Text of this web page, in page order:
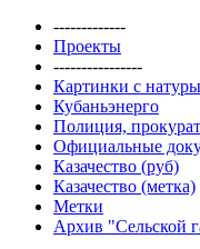
-------------
Проекты
----------------
Картинки с натуры
Кубаньэнерго
Полиция,
Официальные
Казачество (руб)
Казачество (метка)
Метки
Архив "Сельской